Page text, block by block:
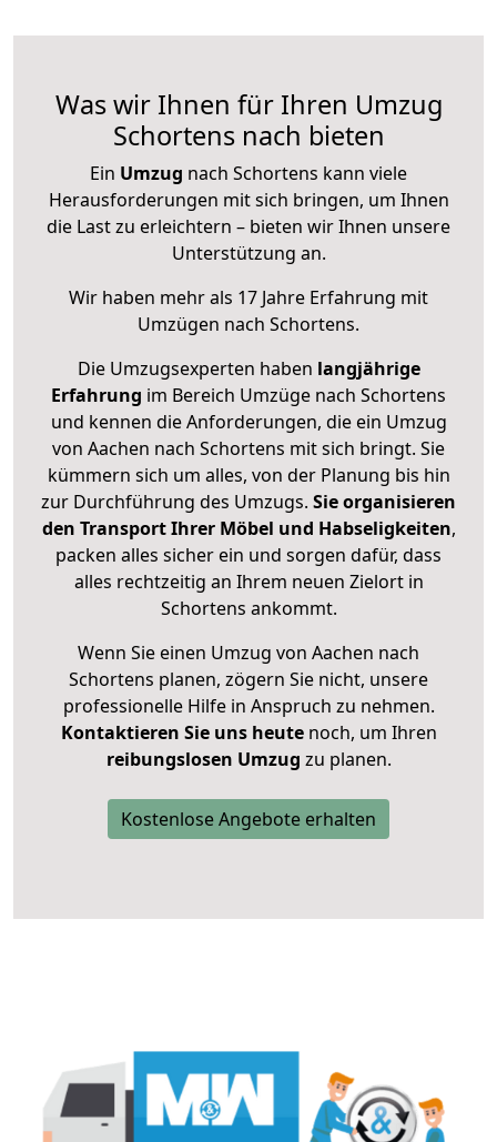
Was wir Ihnen für Ihren Umzug
Schortens nach bieten
Ein Umzug nach Schortens kann viele
Herausforderungen mit sich bringen, um Ihnen
die Last zu erleichtern – bieten wir Ihnen unsere
Unterstützung an.
Wir haben mehr als 17 Jahre Erfahrung mit
Umzügen nach Schortens.
Die Umzugsexperten haben langjährige
Erfahrung im Bereich Umzüge nach Schortens
und kennen die Anforderungen, die ein Umzug
von Aachen nach Schortens mit sich bringt. Sie
kümmern sich um alles, von der Planung bis hin
zur Durchführung des Umzugs. Sie organisieren
den Transport Ihrer Möbel und Habseligkeiten,
packen alles sicher ein und sorgen dafür, dass
alles rechtzeitig an Ihrem neuen Zielort in
Schortens ankommt.
Wenn Sie einen Umzug von Aachen nach
Schortens planen, zögern Sie nicht, unsere
professionelle Hilfe in Anspruch zu nehmen.
Kontaktieren Sie uns heutenoch, um Ihren
reibungslosen Umzug zu planen.
Kostenlose Angebote erhalten